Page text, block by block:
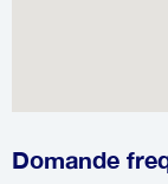
Domande